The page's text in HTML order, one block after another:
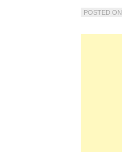
POSTED ON